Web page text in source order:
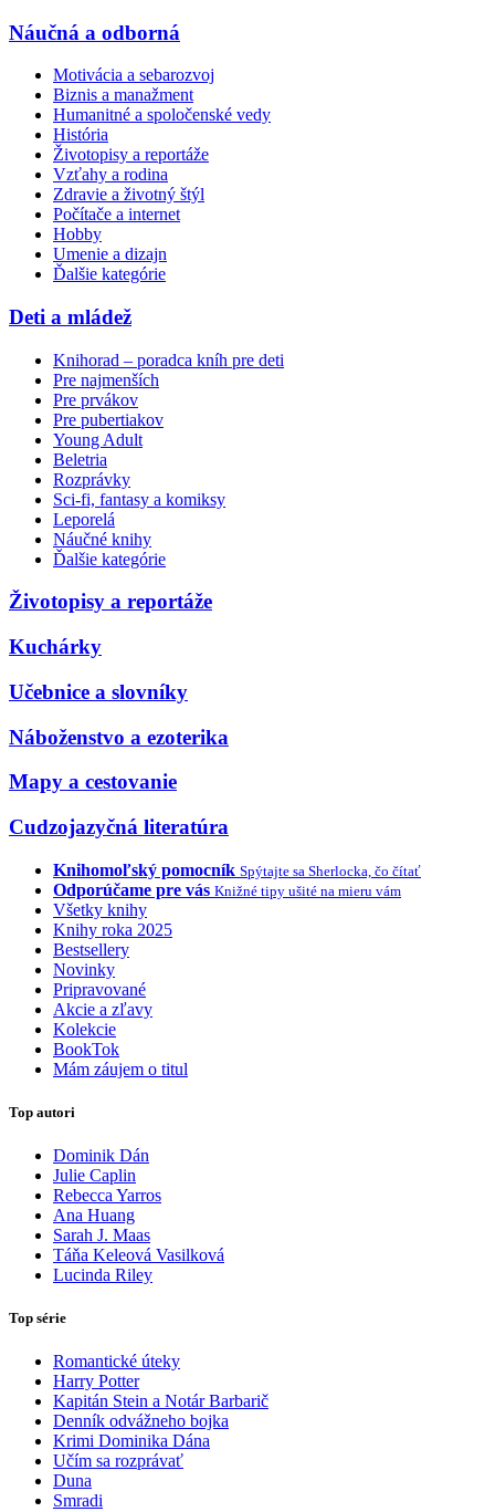
Náučná a odborná
Motivácia a sebarozvoj
Biznis a manažment
Humanitné a spoločenské vedy
História
Životopisy a reportáže
Vzťahy a rodina
Zdravie a životný štýl
Počítače a internet
Hobby
Umenie a dizajn
Ďalšie kategórie
Deti a mládež
Knihorad – poradca kníh pre deti
Pre najmenších
Pre prvákov
Pre pubertiakov
Young Adult
Beletria
Rozprávky
Sci-fi, fantasy a komiksy
Leporelá
Náučné knihy
Ďalšie kategórie
Životopisy a reportáže
Kuchárky
Učebnice a slovníky
Náboženstvo a ezoterika
Mapy a cestovanie
Cudzojazyčná literatúra
Knihomoľský pomocník Spýtajte sa Sherlocka, čo čítať
Odporúčame pre vás Knižné tipy ušité na mieru vám
Všetky knihy
Knihy roka 2025
Bestsellery
Novinky
Pripravované
Akcie a zľavy
Kolekcie
BookTok
Mám záujem o titul
Top autori
Dominik Dán
Julie Caplin
Rebecca Yarros
Ana Huang
Sarah J. Maas
Táňa Keleová Vasilková
Lucinda Riley
Top série
Romantické úteky
Harry Potter
Kapitán Stein a Notár Barbarič
Denník odvážneho bojka
Krimi Dominika Dána
Učím sa rozprávať
Duna
Smradi